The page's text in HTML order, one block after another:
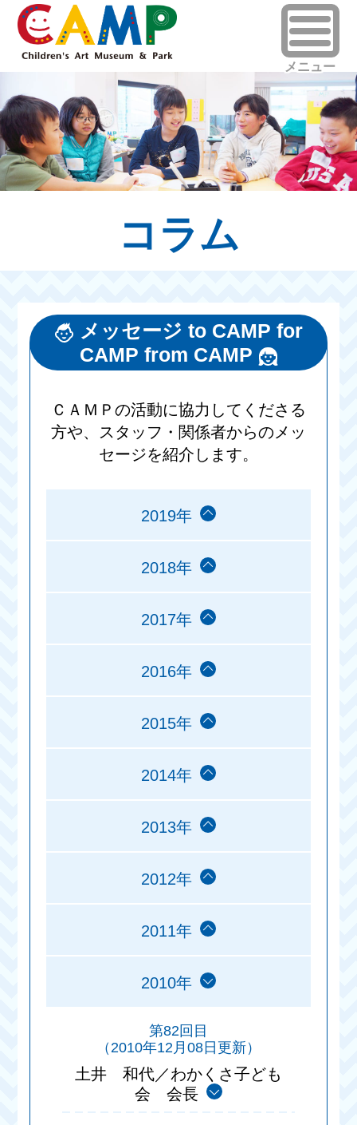
コラム
メッセージ to CAMP for
CAMP from CAMP
ＣＡＭＰの活動に協力してくださる
方や、スタッフ・関係者からのメッ
セージを紹介します。
2019年
2018年
2017年
2016年
2015年
2014年
2013年
2012年
2011年
2010年
第82回目
（2010年12月08日更新）
土井 和代／わかくさ子ども
会 会長